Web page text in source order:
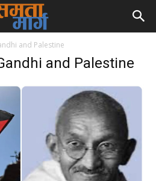
and Palestine
and Palestine